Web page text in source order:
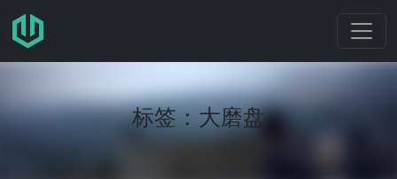
跳转至主要内容
标签：大磨盘